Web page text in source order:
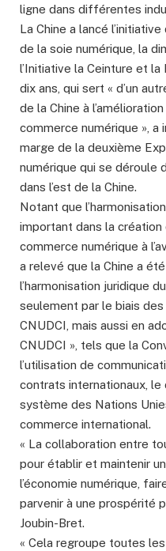
ligne dans différentes
La Chine a lancé
de la soie numérique, la
l’Initiative la Ceinture et la
dix ans, qui sert « d’un
de la Chine à
commerce numérique », a
marge de la deuxième
numérique qui se déroule
dans l’est de la Chine.
Notant que
important dans la création
commerce numérique à
a relevé que la Chine a
l’harmonisation juridique
seulement par le biais
CNUDCI, mais aussi en
CNUDCI », tels que la
l’utilisation de
contrats internationaux, le
système des Nations
commerce international.
« La collaboration entre
pour établir et maintenir
l’économie numérique,
parvenir à une prospérité
Joubin-Bret.
« Cela regroupe toutes